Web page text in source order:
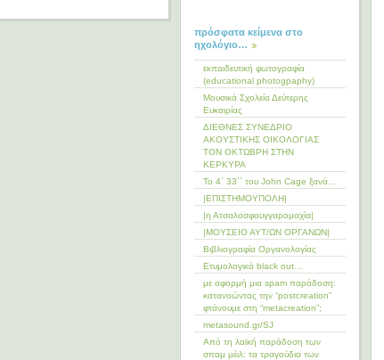
πρόσφατα κείμενα στο
ηχολόγιο…
εκπαιδευτική φωτογραφία
(educational photogpaphy)
Μουσικά Σχολεία Δεύτερης
Ευκαιρίας
ΔΙΕΘΝΕΣ ΣΥΝΕΔΡΙΟ
ΑΚΟΥΣΤΙΚΗΣ ΟΙΚΟΛΟΓΙΑΣ
ΤΟΝ ΟΚΤΩΒΡΗ ΣΤΗΝ
ΚΕΡΚΥΡΑ
Το 4΄ 33΄΄ του John Cage ξανά…
|ΕΠΙΣΤΗΜΟΥΠΟΛΗ|
|η Ατσαλοσφουγγαρομαχία|
|ΜΟΥΣΕΙΟ ΑΥΤ/ΩΝ ΟΡΓΑΝΩΝ|
Βιβλιογραφία Οργανολογίας
Ετυμολογικά black out…
με αφορμή μια spam παράδοση:
κατανοώντας την “postcreation”
φτάνουμε στη “metacreation”;
metasound.gr/SJ
Από τη λαϊκή παράδοση των
σπαμ μέιλ: τα τραγούδια των